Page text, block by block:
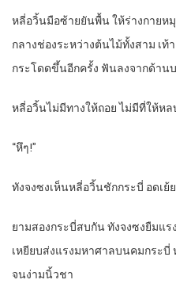
หลี่อวิ้นมือซ้ายยันพื้น ให้ร่างกายห
กลางช่องระหว่างต้นไม้ทั้งสาม เท้
กระโดดขึ้นอีกครั้ง ฟันลงจากด้าน
หลี่อวิ้นไม่มีทางให้ถอย ไม่มีที่ให้ห
“หึๆ!”
ทังจงซงเห็นหลี่อวิ้นชักกระบี่ อดเย้
ยามสองกระบี่สบกัน ทังจงซงยืมแ
เหยียบส่งแรงมหาศาลบนคมกระบี่
จนง่ามนิ้วชา